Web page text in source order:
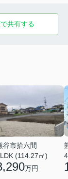
共有する
谷市拾六間
(114.27㎡)
万円